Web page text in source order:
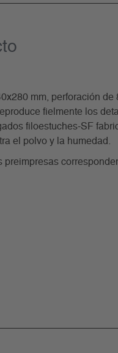
mm, perforación
fielmente los
filoestuches-SF
el polvo y la humedad.
preimpresas